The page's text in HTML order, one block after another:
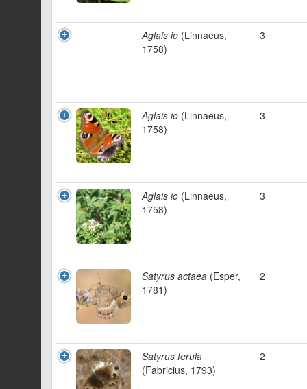
Aglais io (Linnaeus,
1758)
3
Aglais io (Linnaeus,
1758)
3
Aglais io (Linnaeus,
1758)
3
Satyrus actaea (Esper,
1781)
2
Satyrus ferula
(Fabricius, 1793)
2